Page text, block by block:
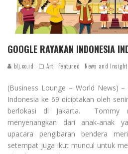
GOOGLE RAYAKAN INDONESIA
blj.co.id Art Featured News and Insight
(Business Lounge – World News)
Indonesia ke 69 diciptakan oleh
berlokasi di Jakarta. Tommy
menyenangkan dari anak-anak
upacara pengibaran bendera
setempat juga ikut muncul untuk